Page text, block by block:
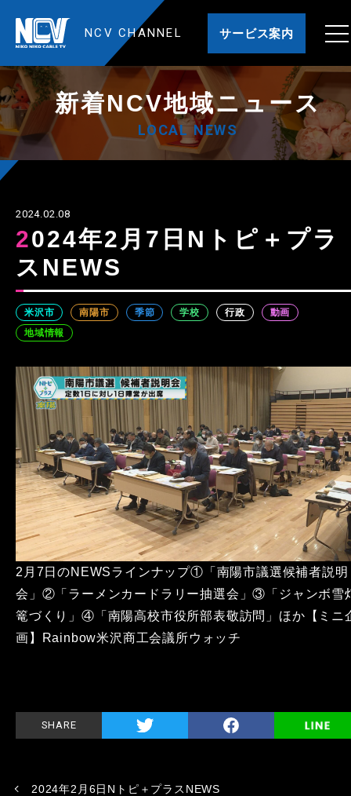
NCV CHANNEL サービス案内
新着NCV地域ニュース
LOCAL NEWS
2024.02.08
2024年2月7日Nトピ＋プラ
スNEWS
米沢市 南陽市 季節 学校 行政
動画
地域情報
2月7日のNEWSラインナップ①「南陽市議選候補者説明
会」②「ラーメンカードラリー抽選会」③「ジャンボ雪
篭づくり」④「南陽高校市役所部表敬訪問」ほか【ミニ
画】Rainbow米沢商工会議所ウォッチ
SHARE
2024年2月6日Nトピ＋プラスNEWS